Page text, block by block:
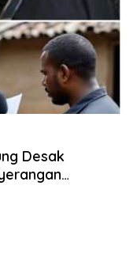
Desak